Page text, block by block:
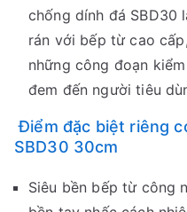
chống dính đá SBD30
rán với bếp từ cao
những công đoạn
đem đến người tiêu
Điểm đặc biệt riêng
SBD30 30cm
Siêu bền bếp từ công